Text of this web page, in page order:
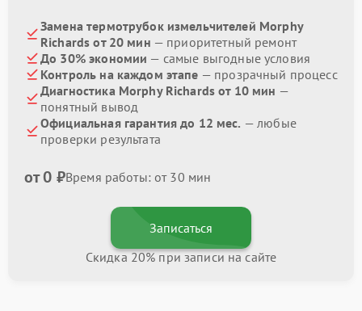
Замена термотрубок измельчителей Morphy
Richards от 20 мин — приоритетный ремонт
До 30% экономии — самые выгодные условия
Контроль на каждом этапе — прозрачный процесс
Диагностика Morphy Richards от 10 мин —
понятный вывод
Официальная гарантия до 12 мес. — любые
проверки результата
от 0 ₽Время работы: от 30 мин
Записаться
Скидка 20% при записи на сайте